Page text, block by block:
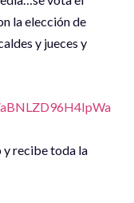
la elección de
y jueces y
y recibe toda la